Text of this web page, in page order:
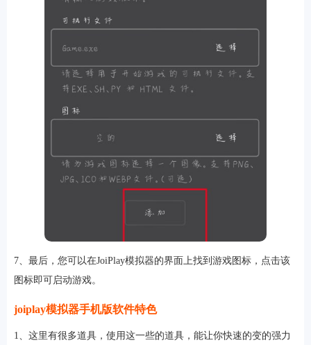
7、最后，您可以在JoiPlay模拟器的界面上找到游戏图标，点击该
图标即可启动游戏。
joiplay模拟器手机版软件特色
1、这里有很多道具，使用这一些的道具，能让你快速的变的强力